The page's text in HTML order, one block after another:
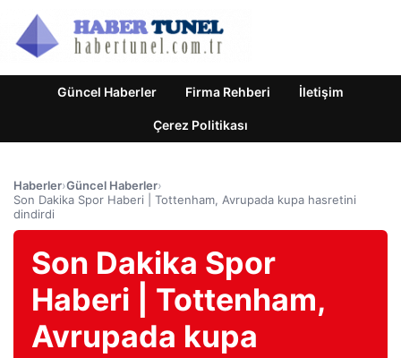
Güncel Haberler Firma Rehberi İletişim
Çerez Politikası
Haberler›Güncel Haberler›
Son Dakika Spor Haberi | Tottenham, Avrupada kupa hasretini
dindirdi
Son Dakika Spor
Haberi | Tottenham,
Avrupada kupa